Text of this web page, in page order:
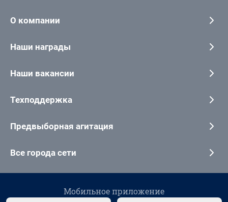
О компании
Наши награды
Наши вакансии
Техподдержка
Предвыборная агитация
Все города сети
Мобильное приложение